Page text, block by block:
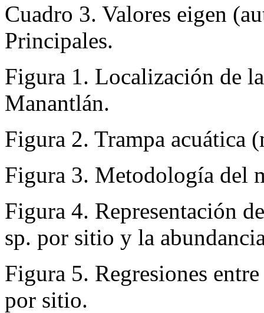
Cuadro 3. Valores eigen
Principales.
Figura 1. Localización de
Manantlán.
Figura 2. Trampa acuática
Figura 3. Metodología del
Figura 4. Representación
sp. por sitio y la
Figura 5. Regresiones
por sitio.